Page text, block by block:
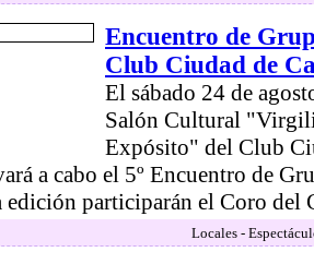
Encuentro de
Club Ciudad de
El sábado 24 de
Salón Cultural
Expósito" del Club
a cabo el 5º Encuentro de
edición participarán el Coro del
Locales -